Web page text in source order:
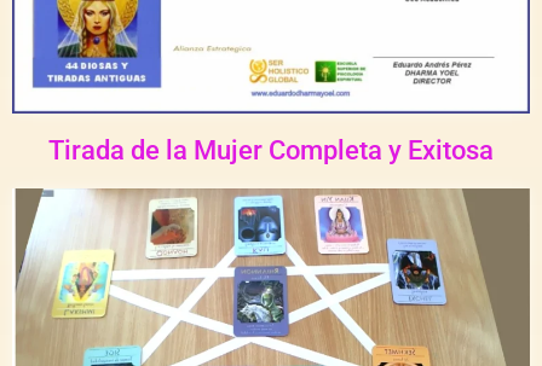
Tirada de la Mujer Completa y Exitosa